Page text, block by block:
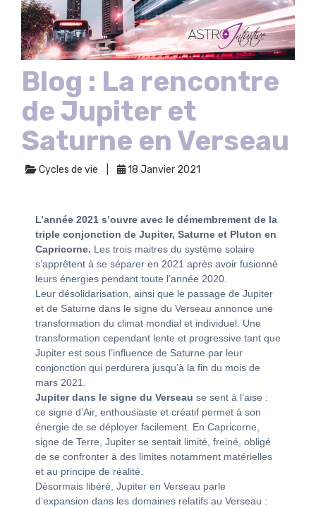
Blog : La rencontre
de Jupiter et
Saturne en Verseau
Cycles de vie 18 Janvier 2021
L’année 2021 s’ouvre avec le démembrement de la
triple conjonction de Jupiter, Saturne et Pluton en
Capricorne. Les trois maitres du système solaire
s’apprêtent à se séparer en 2021 après avoir fusionné
leurs énergies pendant toute l’année 2020.
Leur désolidarisation, ainsi que le passage de Jupiter
et de Saturne dans le signe du Verseau annonce une
transformation du climat mondial et individuel. Une
transformation cependant lente et progressive tant que
Jupiter est sous l’influence de Saturne par leur
conjonction qui perdurera jusqu’à la fin du mois de
mars 2021.
Jupiter dans le signe du Verseau se sent à l’aise :
ce signe d’Air, enthousiaste et créatif permet à son
énergie de se déployer facilement. En Capricorne,
signe de Terre, Jupiter se sentait limité, freiné, obligé
de se confronter à des limites notamment matérielles
et au principe de réalité.
Désormais libéré, Jupiter en Verseau parle
d’expansion dans les domaines relatifs au Verseau :